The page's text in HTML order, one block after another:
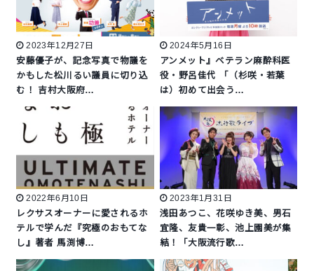
2023年12月27日
安藤優子が、記念写真で物議を
かもした松川るい議員に切り込
む！ 吉村大阪府…
2024年5月16日
アンメット』ベテラン麻酔科医
役・野呂佳代 「（杉咲・若葉
は）初めて出会う…
2022年6月10日
レクサスオーナーに愛されるホ
テルで学んだ『究極のおもてな
し』著者 馬渕博…
2023年1月31日
浅田あつこ、花咲ゆき美、男石
宜隆、友貴一彰、池上園美が集
結！「大阪流行歌…